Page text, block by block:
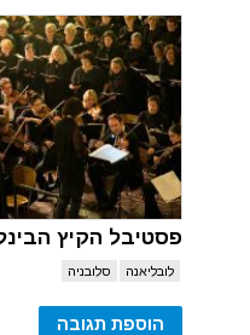
פסטיבל הקיץ
לובליאנה סלובניה
הוספת תגובה